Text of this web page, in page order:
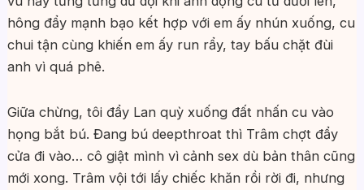
hông đẩy mạnh bạo kết hợp với em ấy nhún xuống, cu
chui tận cùng khiến em ấy run rẩy, tay bấu chặt đùi
anh vì quá phê.
Giữa chừng, tôi đẩy Lan quỳ xuống đất nhấn cu vào
họng bắt bú. Đang bú deepthroat thì Trâm chợt đẩy
cửa đi vào… cô giật mình vì cảnh sex dù bản thân cũng
mới xong. Trâm vội tới lấy chiếc khăn rồi rời đi, nhưng